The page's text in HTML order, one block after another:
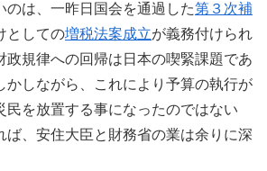
のは、一昨日国会を通過した第３次補
としての増税法案成立が義務付けられ
政規律への回帰は日本の喫緊課題であ
かしながら、これにより予算の執行が
民を放置する事になったのではない
ば、安住大臣と財務省の業は余りに深